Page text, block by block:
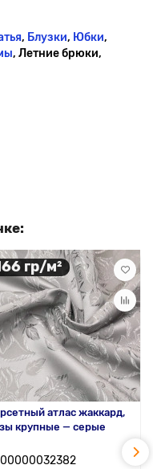
, Блузки, Юбки,
, Летние брюки,
гр/м²
атлас жаккард,
крупные — серые